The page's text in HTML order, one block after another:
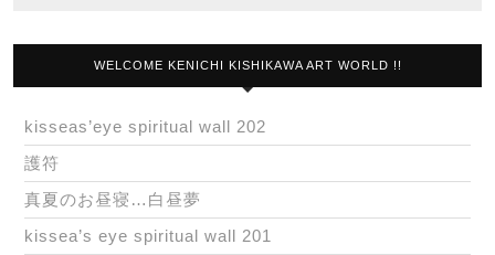
WELCOME KENICHI KISHIKAWA ART WORLD !!
kisseas’eye spiritual wall 202
護符
真夏のお昼寝…白昼夢
kissea’s eye spiritual wall 201